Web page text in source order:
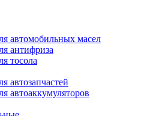
автомобильных масел
антифриза
тосола
автозапчастей
автоаккумуляторов